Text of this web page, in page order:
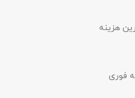
هزینه
فوری